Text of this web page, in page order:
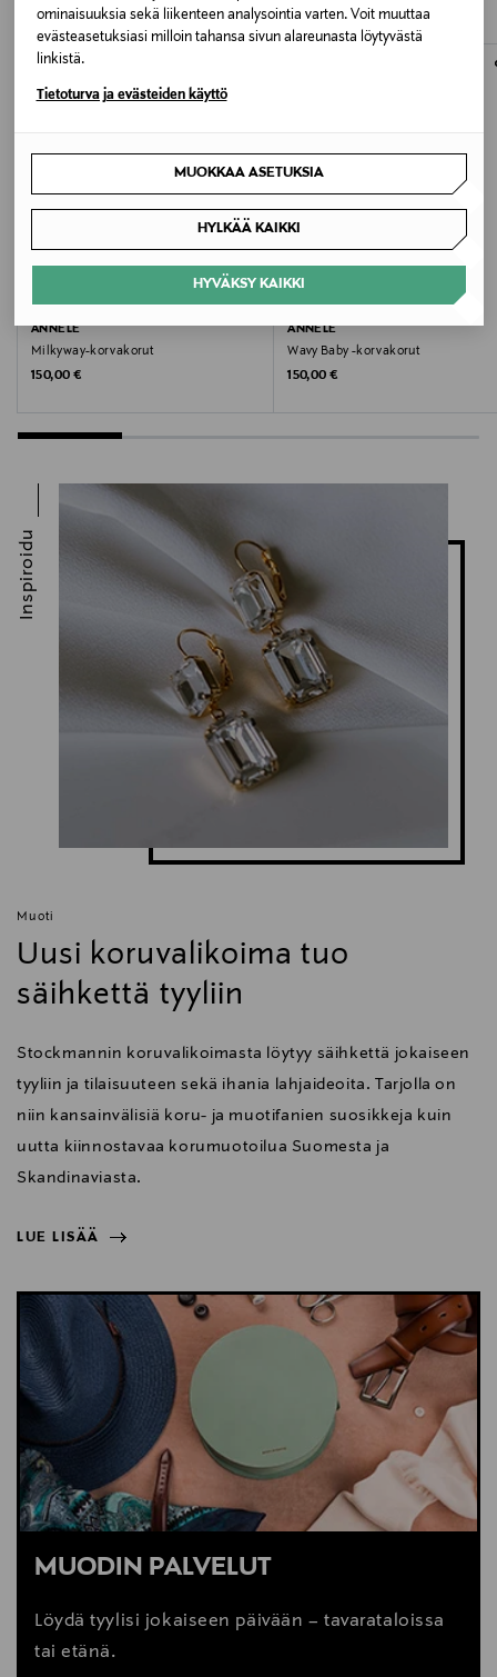
ominaisuuksia sekä liikenteen analysointia varten. Voit muuttaa
evästeasetuksiasi milloin tahansa sivun alareunasta löytyvästä
linkistä.
Tietoturva ja evästeiden käyttö
MUOKKAA ASETUKSIA
HYLKÄÄ KAIKKI
HYVÄKSY KAIKKI
The Jelly Factory Oy
kristallikorvakorut, korvakorut, kultakorvakorut,
ETUKUPONKITUOTE
ANNELE
Milkyway-korvakorut
Original Price
150,00 €
ETUKUPONKITUOTE
ANNELE
Wavy Baby -korvakorut
Original Price
150,00 €
Muoti
Uusi koruvalikoima tuo
säihkettä tyyliin
Stockmannin koruvalikoimasta löytyy säihkettä jokaiseen
tyyliin ja tilaisuuteen sekä ihania lahjaideoita. Tarjolla on
niin kansainvälisiä koru- ja muotifanien suosikkeja kuin
uutta kiinnostavaa korumuotoilua Suomesta ja
Skandinaviasta.
LUE LISÄÄ
Inspiroidu
LUE LISÄÄ
MUODIN PALVELUT
Löydä tyylisi jokaiseen päivään – tavarataloissa
tai etänä.